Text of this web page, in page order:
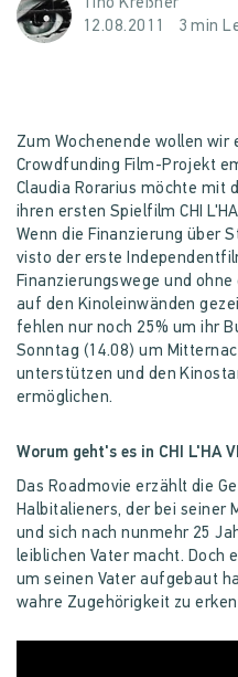
Tino Kreßner
12.08.2011
3 min
Zum Wochenende wollen wir
Crowdfunding Film-Projekt
Claudia Rorarius möchte mit
ihren ersten Spielfilm CHI
Wenn die Finanzierung über
visto der erste
Finanzierungswege und
auf den Kinoleinwänden
fehlen nur noch 25% um ihr
Sonntag (14.08) um
unterstützen und den
ermöglichen.
Worum geht's es in CHI L'HA
Das Roadmovie erzählt die
Halbitalieners, der bei seiner
und sich nach nunmehr 25
leiblichen Vater macht. Doch
um seinen Vater aufgebaut
wahre Zugehörigkeit zu